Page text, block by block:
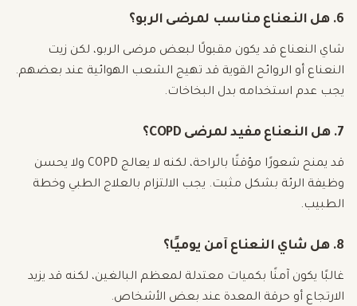
6. هل النعناع مناسب لمرضى الربو؟
شاي النعناع قد يكون مقبولًا لبعض مرضى الربو، لكن زيت
النعناع أو الروائح القوية قد تهيج الشعب الهوائية عند بعضهم.
يجب عدم استخدامه بدل البخاخات.
7. هل النعناع مفيد لمرضى COPD؟
قد يمنح شعورًا مؤقتًا بالراحة، لكنه لا يعالج COPD ولا يحسن
وظيفة الرئة بشكل مثبت. يجب الالتزام بالعلاج الطبي وخطة
الطبيب.
8. هل شاي النعناع آمن يوميًا؟
غالبًا يكون آمنًا بكميات معتدلة لمعظم البالغين، لكنه قد يزيد
الارتجاع أو حرقة المعدة عند بعض الأشخاص.